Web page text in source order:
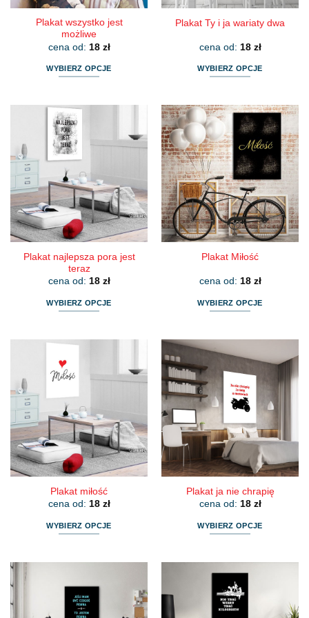
Plakat wszystko jest
możliwe
cena od: 18 zł
WYBIERZ OPCJE
wariantów.
Opcje
można
wybrać
na
stronie
produktu
Plakat Ty i ja wariaty dwa
cena od: 18 zł
WYBIERZ OPCJE
ma
wiele
wariantów.
Opcje
można
wybrać
na
stronie
produktu
Plakat najlepsza pora jest
teraz
cena od: 18 zł
WYBIERZ OPCJE
ma
wariantów.
można
wybrać
na
stronie
produktu
Plakat Miłość
cena od: 18 zł
WYBIERZ OPCJE
wiele
wariantów.
Opcje
można
na
stronie
produktu
Plakat miłość
cena od: 18 zł
WYBIERZ OPCJE
wiele
wariantów.
Opcje
Plakat ja nie chrapię
cena od: 18 zł
WYBIERZ OPCJE
ma
wiele
wariantów.
Opcje